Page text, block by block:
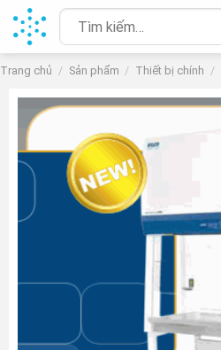
Chuyển
đến
nội
dung
Tìm
kiếm:
Trang chủ / Sản phẩm / Thiết bị chính /